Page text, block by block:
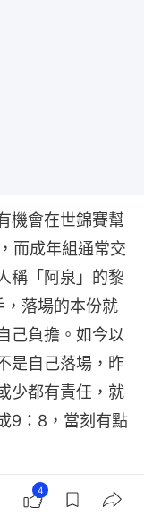
機會在世錦賽幫
而成年組通常交
稱「阿泉」的黎
落場的本份就
己負擔。如今以
是自己落場，昨
少都有責任，就
9：8，當刻有點
究對手至深夜，
4